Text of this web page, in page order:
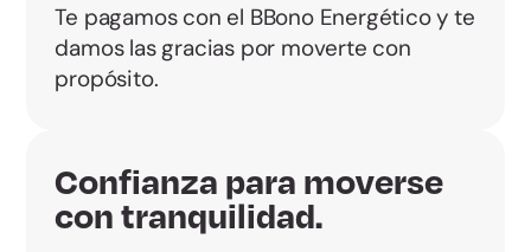
Te pagamos con el BBono Energético y te
damos las gracias por moverte con
propósito.
Confianza para moverse
con tranquilidad.